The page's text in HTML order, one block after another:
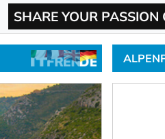
SHARE YOUR